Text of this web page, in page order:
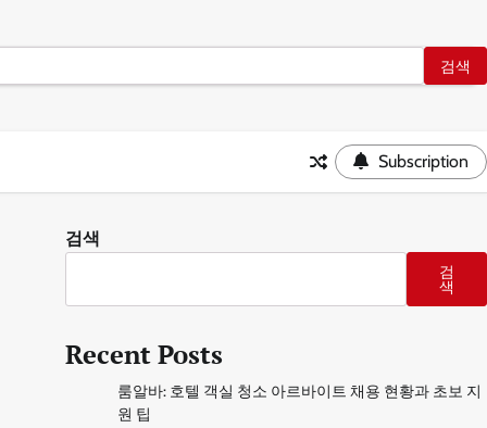
Subscription
검색
검
색
Recent Posts
룸알바: 호텔 객실 청소 아르바이트 채용 현황과 초보 지
원 팁